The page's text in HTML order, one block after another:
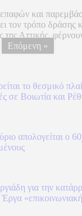
επαφών και
τον τρόπο δράσης
της Αττικής,
Επόμενη »
το θεσμικό
σε Βοιωτία και
απολογείται ο
για την